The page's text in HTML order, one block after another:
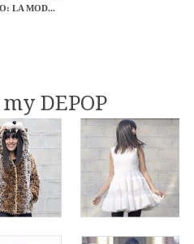
LA MOD...
DEPOP